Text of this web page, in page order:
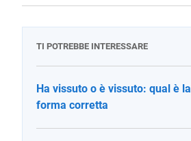
TI POTREBBE INTERESSARE
Ha vissuto o è vissuto: qual è la
forma corretta